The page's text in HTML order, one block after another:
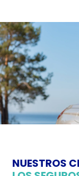
NUESTROS